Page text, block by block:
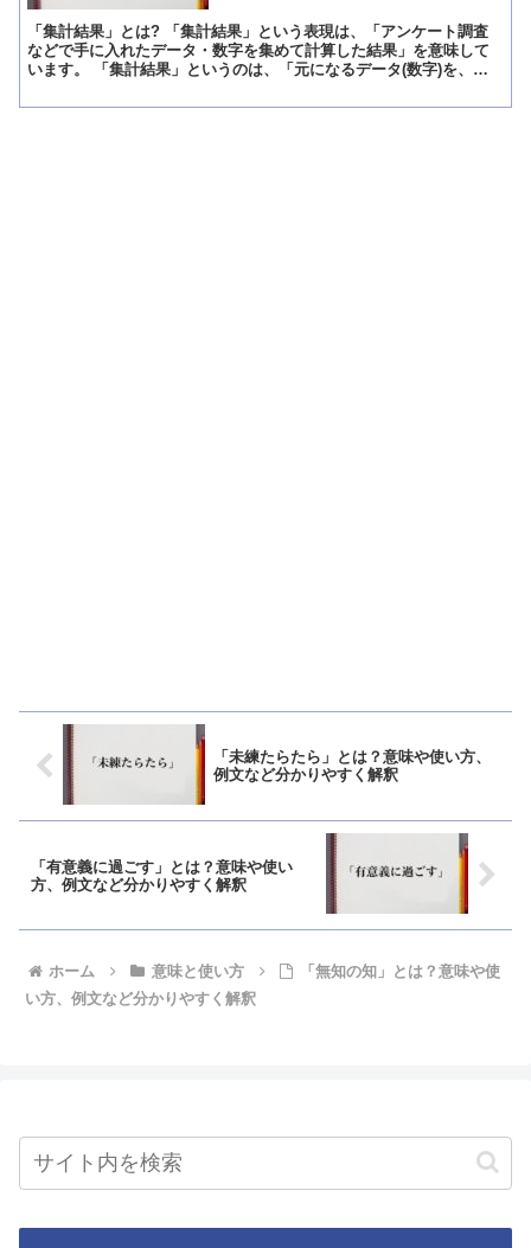
「集計結果」とは? 「集計結果」という表現は、「アンケート調査
などで手に入れたデータ・数字を集めて計算した結果」を意味して
います。 「集計結果」というのは、「元になるデータ(数字)を、ア
「未練たらたら」とは？意味や使い方、
例文など分かりやすく解釈
「有意義に過ごす」とは？意味や使い
方、例文など分かりやすく解釈
ホーム 意味と使い方
「無知の知」とは？意味や使
い方、例文など分かりやすく解釈